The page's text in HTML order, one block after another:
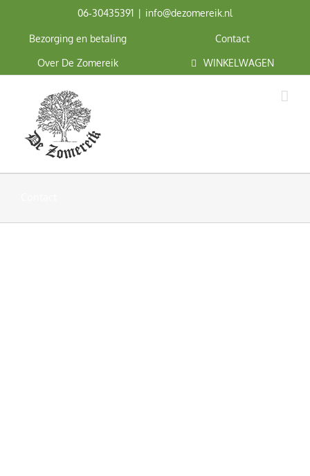
06‑30435391 | info@dezomereik.nl
Bezorging en betaling Contact
Over De Zomereik WINKELWAGEN